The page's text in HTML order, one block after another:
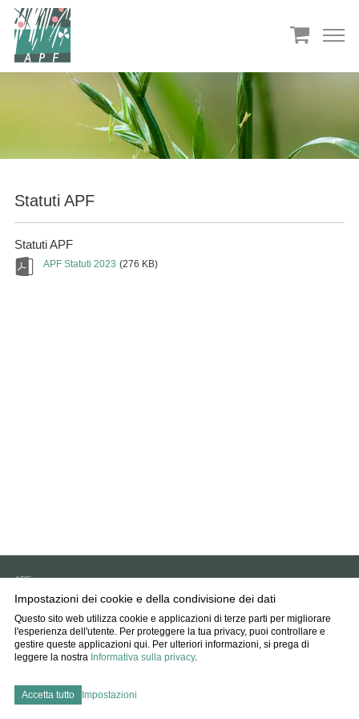
Statuti APF
Statuti APF
APF Statuti 2023 (276 KB)
APF
info
agff.ch
Impressum
Disclaimer
Protezione dati
created by Internetgalerie AG
Impostazioni dei cookie e della condivisione dei dati
Questo sito web utilizza cookie e applicazioni di terze parti per migliorare
l'esperienza dell'utente. Per proteggere la tua privacy, puoi controllare e
gestire queste applicazioni qui. Per ulteriori informazioni, si prega di
leggere la nostra Informativa sulla privacy.
Accetta tutto Impostazioni